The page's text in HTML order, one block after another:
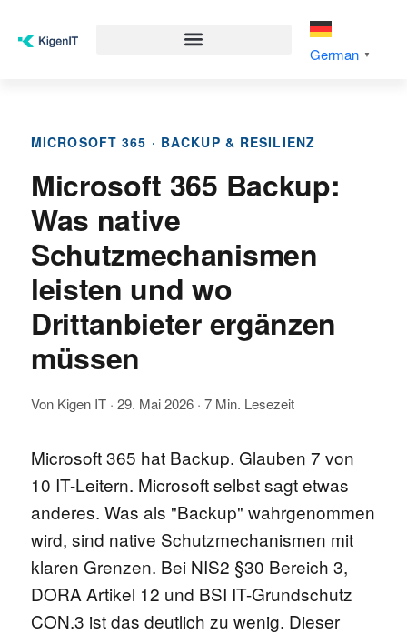
German ▼
MICROSOFT 365 · BACKUP & RESILIENZ
Microsoft 365 Backup:
Was native
Schutzmechanismen
leisten und wo
Drittanbieter ergänzen
müssen
Von Kigen IT · 29. Mai 2026 · 7 Min. Lesezeit
Microsoft 365 hat Backup. Glauben 7 von
10 IT-Leitern. Microsoft selbst sagt etwas
anderes. Was als "Backup" wahrgenommen
wird, sind native Schutzmechanismen mit
klaren Grenzen. Bei NIS2 §30 Bereich 3,
DORA Artikel 12 und BSI IT-Grundschutz
CON.3 ist das deutlich zu wenig. Dieser